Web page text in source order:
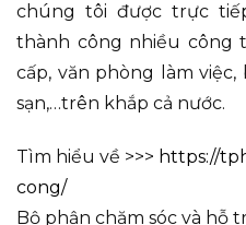
chúng tôi được trực
thành công nhiều công
cấp, văn phòng làm
sạn,…trên khắp cả nước.
Tìm hiểu về >>> https://
cong/
Bộ phận chăm sóc và hỗ